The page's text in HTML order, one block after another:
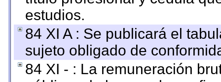
estudios.
84 XI A : Se publicará el
sujeto obligado de
84 XI - : La remuneración